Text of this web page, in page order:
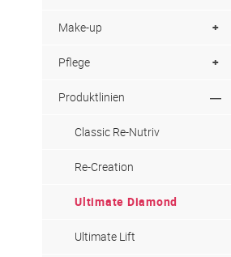
Make-up
Foundation
Pflege
Augenpflege
Cleanser & Toner
Gesichtspflege
Hand- & Körperpflege
Reparaturseren
Produktlinien
Classic Re-Nutriv
Re-Creation
Ultimate Diamond
Ultimate Lift